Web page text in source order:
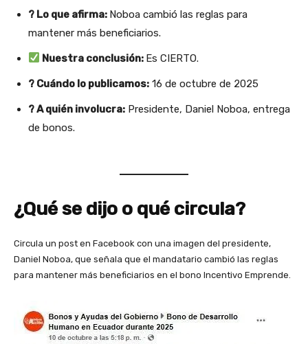
? Lo que afirma: Noboa cambió las reglas para
mantener más beneficiarios.
Nuestra conclusión: Es CIERTO.
? Cuándo lo publicamos: 16 de octubre de 2025
? A quién involucra: Presidente, Daniel Noboa, entrega
de bonos.
¿Qué se dijo o qué circula?
Circula un post en Facebook con una imagen del presidente,
Daniel Noboa, que señala que el mandatario cambió las reglas
para mantener más beneficiarios en el bono Incentivo Emprende.